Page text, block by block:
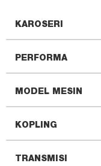
KAROSERI
PERFORMA
MODEL MESIN
KOPLING
TRANSMISI